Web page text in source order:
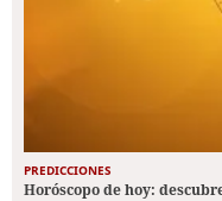
PREDICCIONES
Horóscopo de hoy: